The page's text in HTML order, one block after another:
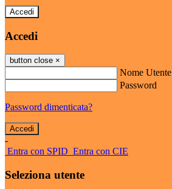
Accedi
Accedi
button close ×
Nome Utente
Password
Password dimenticata?
-
Entra con SPID Entra con CIE
Seleziona utente